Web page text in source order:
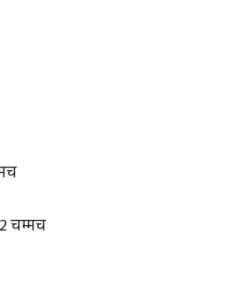
चम्मच